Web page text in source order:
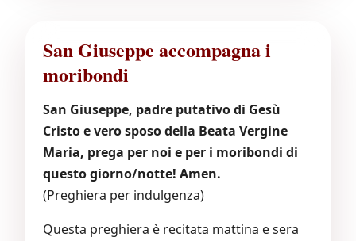
San Giuseppe accompagna i
moribondi
San Giuseppe, padre putativo di Gesù
Cristo e vero sposo della Beata Vergine
Maria, prega per noi e per i moribondi di
questo giorno/notte! Amen.
(Preghiera per indulgenza)
Questa preghiera è recitata mattina e sera